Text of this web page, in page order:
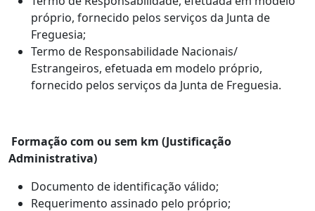
próprio, fornecido pelos serviços da Junta de
Freguesia;
Termo de Responsabilidade Nacionais/
Estrangeiros, efetuada em modelo próprio,
fornecido pelos serviços da Junta de Freguesia.
Formação com ou sem km (Justificação
Administrativa)
Documento de identificação válido;
Requerimento assinado pelo próprio;